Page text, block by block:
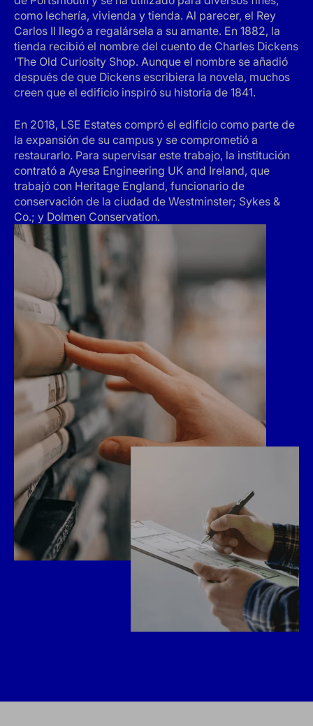
como lechería, vivienda y tienda. Al parecer, el Rey
Carlos II llegó a regalársela a su amante. En 1882, la
tienda recibió el nombre del cuento de Charles Dickens
‘The Old Curiosity Shop. Aunque el nombre se añadió
después de que Dickens escribiera la novela, muchos
creen que el edificio inspiró su historia de 1841.
En 2018, LSE Estates compró el edificio como parte de
la expansión de su campus y se comprometió a
restaurarlo. Para supervisar este trabajo, la institución
contrató a Ayesa Engineering UK and Ireland, que
trabajó con Heritage England, funcionario de
conservación de la ciudad de Westminster; Sykes &
Co.; y Dolmen Conservation.